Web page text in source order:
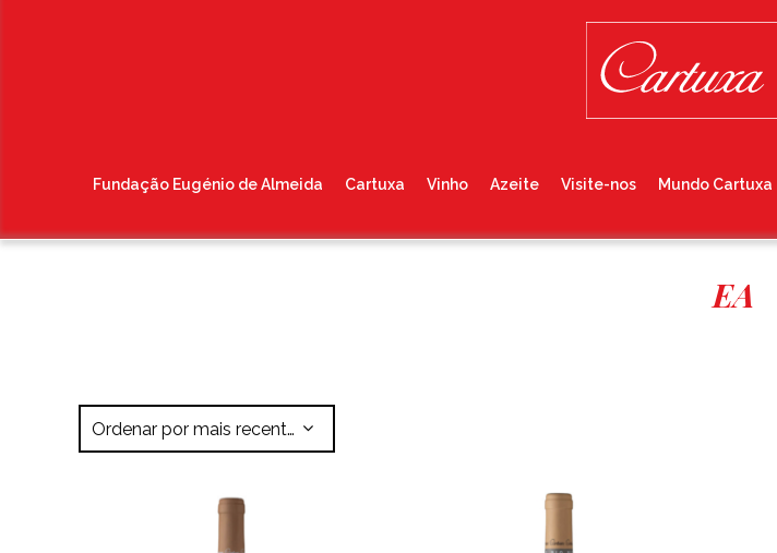
Fundação Eugénio de Almeida Cartuxa Vinho Azeite Visite-nos Mundo Cartuxa
EA
Ordenar por mais recentes